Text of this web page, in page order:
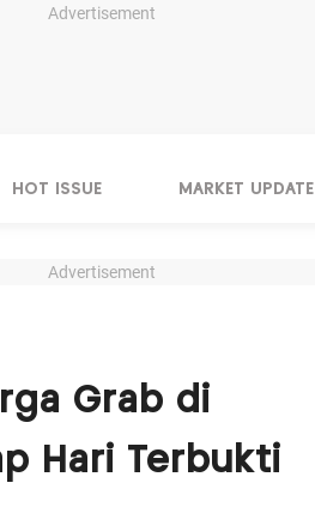
Advertisement
HOT ISSUE MARKET UPDATE
Advertisement
Grab di
Hari Terbukti